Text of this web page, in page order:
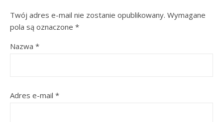
Twój adres e-mail nie zostanie opublikowany. Wymagane
pola są oznaczone *
Nazwa *
Adres e-mail *